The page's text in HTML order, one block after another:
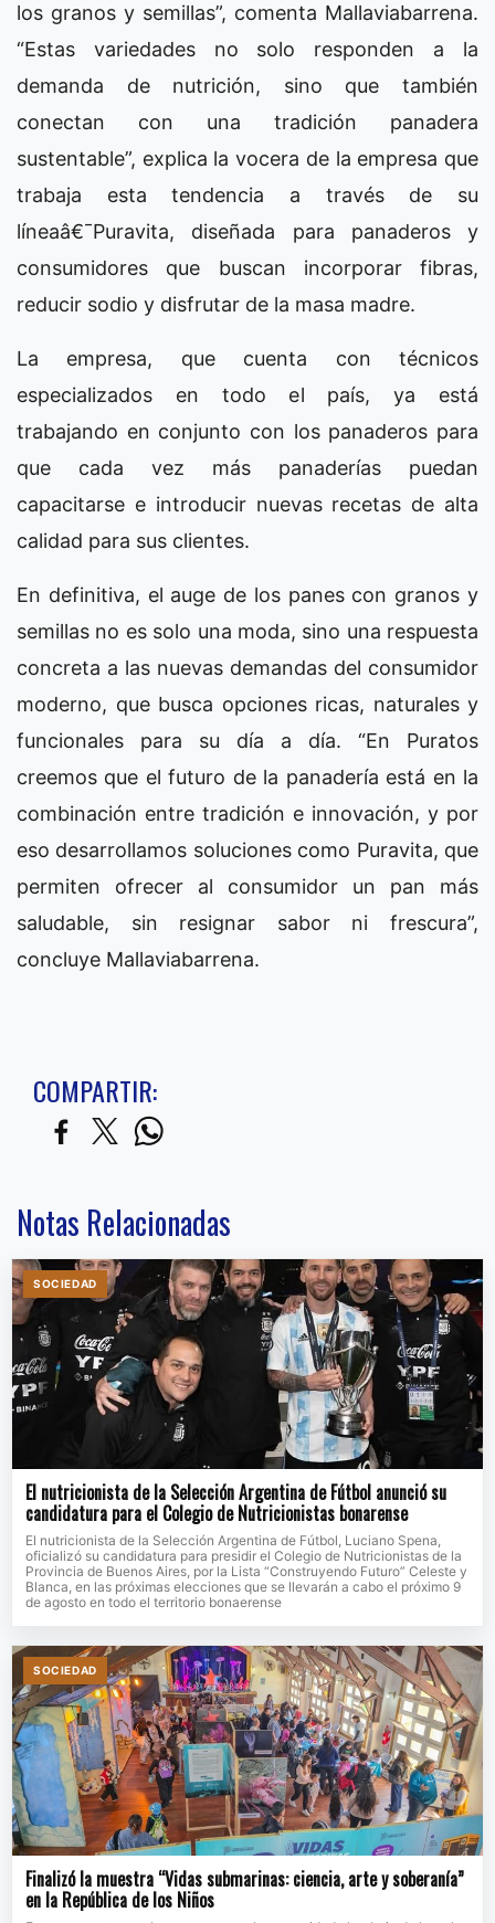
los granos y semillas”, comenta Mallaviabarrena.
“Estas variedades no solo responden a la
demanda de nutrición, sino que también
conectan con una tradición panadera
sustentable”, explica la vocera de la empresa que
trabaja esta tendencia a través de su
líneaâ€¯Puravita, diseñada para panaderos y
consumidores que buscan incorporar fibras,
reducir sodio y disfrutar de la masa madre.
La empresa, que cuenta con técnicos
especializados en todo el país, ya está
trabajando en conjunto con los panaderos para
que cada vez más panaderías puedan
capacitarse e introducir nuevas recetas de alta
calidad para sus clientes.
En definitiva, el auge de los panes con granos y
semillas no es solo una moda, sino una respuesta
concreta a las nuevas demandas del consumidor
moderno, que busca opciones ricas, naturales y
funcionales para su día a día. “En Puratos
creemos que el futuro de la panadería está en la
combinación entre tradición e innovación, y por
eso desarrollamos soluciones como Puravita, que
permiten ofrecer al consumidor un pan más
saludable, sin resignar sabor ni frescura”,
concluye Mallaviabarrena.
COMPARTIR:
Notas Relacionadas
SOCIEDAD
El nutricionista de la Selección Argentina de Fútbol anunció su
candidatura para el Colegio de Nutricionistas bonarense
El nutricionista de la Selección Argentina de Fútbol, Luciano Spena,
oficializó su candidatura para presidir el Colegio de Nutricionistas de la
Provincia de Buenos Aires, por la Lista “Construyendo Futuro” Celeste y
Blanca, en las próximas elecciones que se llevarán a cabo el próximo 9
de agosto en todo el territorio bonaerense
SOCIEDAD
Finalizó la muestra “Vidas submarinas: ciencia, arte y soberanía”
en la República de los Niños